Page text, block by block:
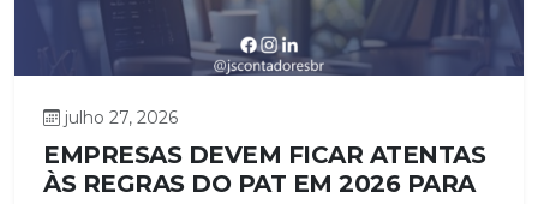
julho 27, 2026
EMPRESAS DEVEM FICAR ATENTAS
ÀS REGRAS DO PAT EM 2026 PARA